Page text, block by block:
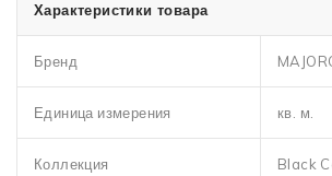
Характеристики товара
Бренд
Единица измерения кв. м.
Коллекция Black